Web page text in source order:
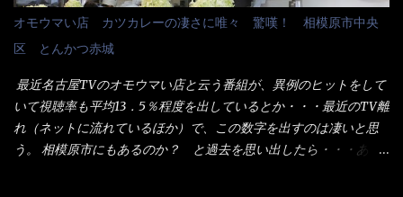
れに湯が無い利点として、汁が薄まらない！ これだよ、こ
れ！！ 湯があると、うどんと共に汁の方へ湯までも入ってしま
う。つまりラーメンの麺にスープが絡む現象ですな。 結局、伸び
ずに汁も薄らむこともなく・・最後の方で＜だし汁＞を少し追加
しました。 腹イッパイだけど、得サイズは全てお腹の中へ収まっ
たし満足達成度100％ 苦しいと云う事も無いな！ まだ鶏天1個位
は入りそうだね。 と云う事で、今回＜釜揚げうどんの湯無し＞を
試したら、確...
は？）へ広がった、讃岐饂飩チェーン店大手といっても過言では
無いでしょう。 各店舗で、毎日饂飩を打っているので饂飩好きの
方には店舗に寄って違う！と云う人も居るらしい・・ そんな大手
讃岐饂飩チェーン店と関係があるのか？ 箱詰め乾麺！ このパッ
ケージからすれば、間違いなく贈答用目的でしょう。 そんな贈答
用箱詰め饂飩・・・またもやメガドンキで発見し購入！ 中身は、
この様な状態です。 乾麺の束が6束／一パックになっており、それ
オモウマい店 カツカレーの凄さに唯々 驚嘆！ 相模原市中央
区 とんかつ赤城
最近名古屋TVのオモウマい店と云う番組が、異例のヒットをして
いて視聴率も平均13．5％程度を出しているとか・・・最近のTV離
れ（ネットに流れているほか）で、この数字を出すのは凄いと思
う。 相模原市にもあるのか？ と過去を思い出したら・・・あっ